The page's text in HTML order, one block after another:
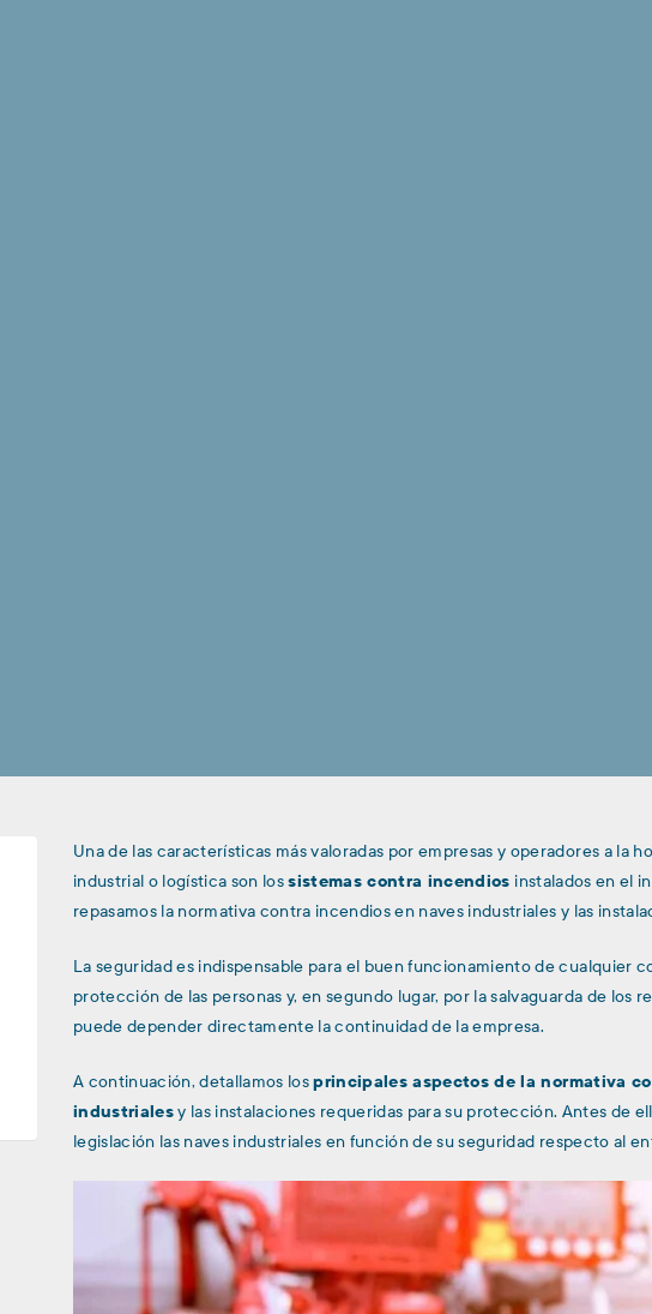
Una de las características más valoradas por empresas y operadores a la
industrial o logística son lossistemas contra incendios instalados en el
repasamos la normativa contra incendios en naves industriales y las
La seguridad es indispensable para el buen funcionamiento de cualquier
protección de las personas y, en segundo lugar, por la salvaguarda de los
puede depender directamente la continuidad de la empresa.
A continuación, detallamos losprincipales aspectos de la normativa
industrialesy las instalaciones requeridas para su protección. Antes de
legislación las naves industriales en función de su seguridad respecto al